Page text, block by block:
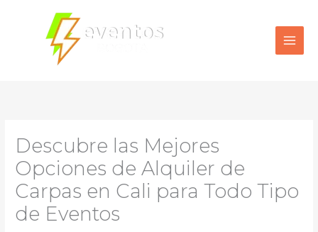
contenido
Descubre las Mejores
Opciones de Alquiler de
Carpas en Cali para Todo Tipo
de Eventos